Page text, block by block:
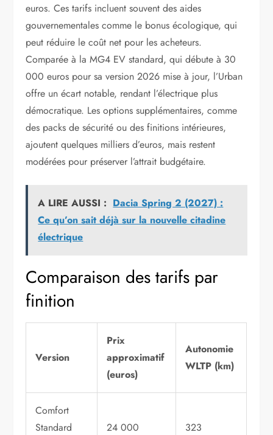
euros. Ces tarifs incluent souvent des aides
gouvernementales comme le bonus écologique, qui
peut réduire le coût net pour les acheteurs.
Comparée à la MG4 EV standard, qui débute à 30
000 euros pour sa version 2026 mise à jour, l’Urban
offre un écart notable, rendant l’électrique plus
démocratique. Les options supplémentaires, comme
des packs de sécurité ou des finitions intérieures,
ajoutent quelques milliers d’euros, mais restent
modérées pour préserver l’attrait budgétaire.
A LIRE AUSSI : Dacia Spring 2 (2027) :
Ce qu’on sait déjà sur la nouvelle citadine
électrique
Comparaison des tarifs par
finition
Version
Prix
approximatif
(euros)
Autonomie
WLTP (km)
Comfort
Standard
24 000 323